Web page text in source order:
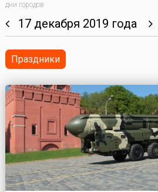
дни городов
17 декабря 2019 года
Праздники